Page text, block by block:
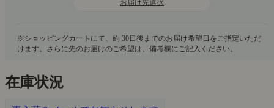
お届け先選択
在庫状況